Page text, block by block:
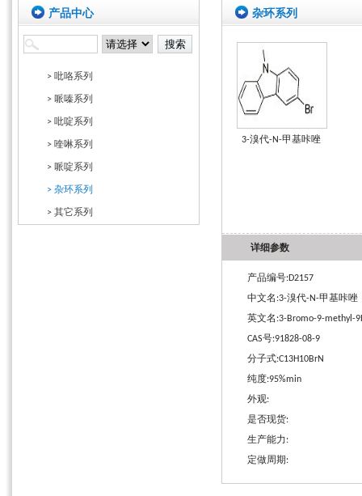
产品中心
> 吡咯系列
> 哌嗪系列
> 吡啶系列
> 喹啉系列
> 哌啶系列
> 杂环系列
> 其它系列
杂环系列
3-溴代-N-甲基咔唑
详细参数
产品编号:D2157
中文名:3-溴代-N-甲基咔唑
英文名:3-Bromo-9-methyl-
CAS号:91828-08-9
分子式:C13H10BrN
纯度:95%min
外观:
是否现货:
生产能力:
定做周期: